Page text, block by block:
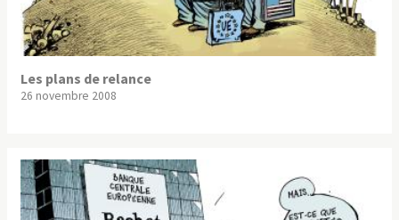
Les plans de relance
26 novembre 2008